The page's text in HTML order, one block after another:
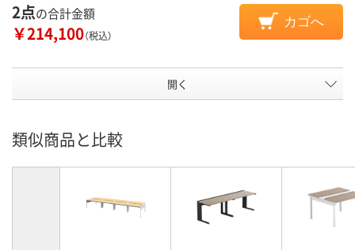
2点の合計金額
￥214,100（税込）
カゴへ
開く
類似商品と比較